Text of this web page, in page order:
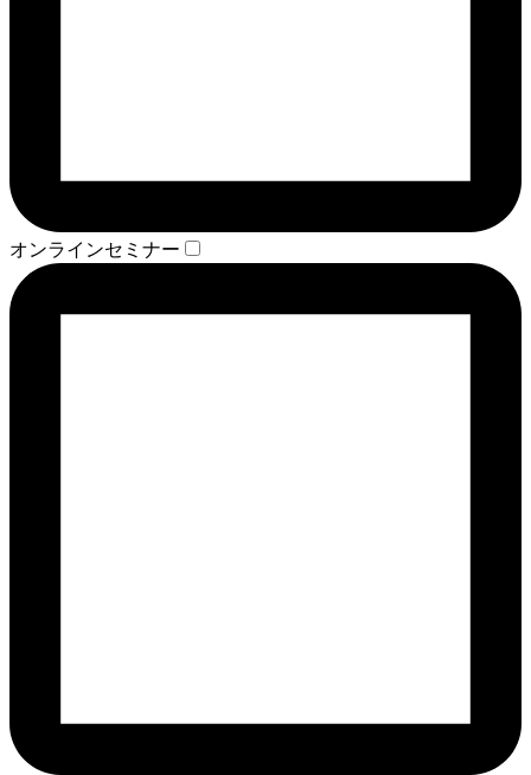
オンラインセミナー